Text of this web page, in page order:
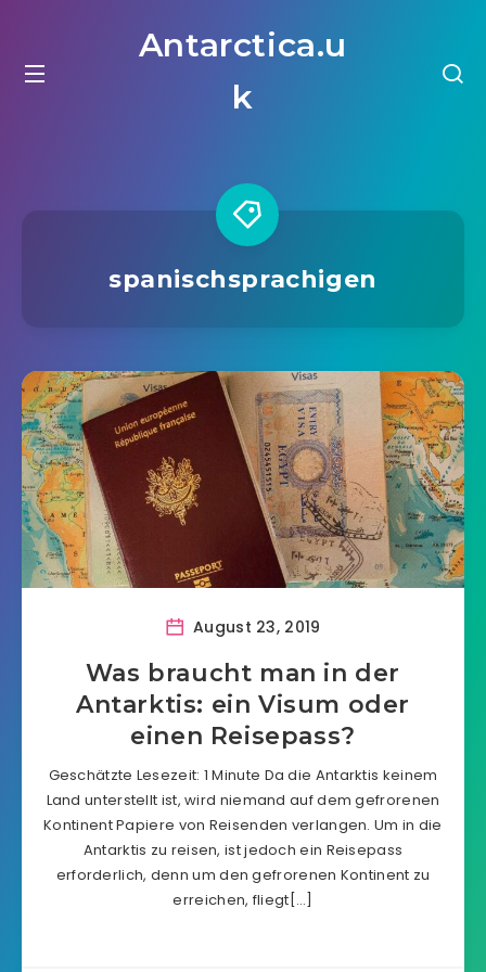
Antarctica.u
k
spanischsprachigen
August 23, 2019
Was braucht man in der
Antarktis: ein Visum oder
einen Reisepass?
Geschätzte Lesezeit: 1 Minute Da die Antarktis keinem
Land unterstellt ist, wird niemand auf dem gefrorenen
Kontinent Papiere von Reisenden verlangen. Um in die
Antarktis zu reisen, ist jedoch ein Reisepass
erforderlich, denn um den gefrorenen Kontinent zu
erreichen, fliegt[…]